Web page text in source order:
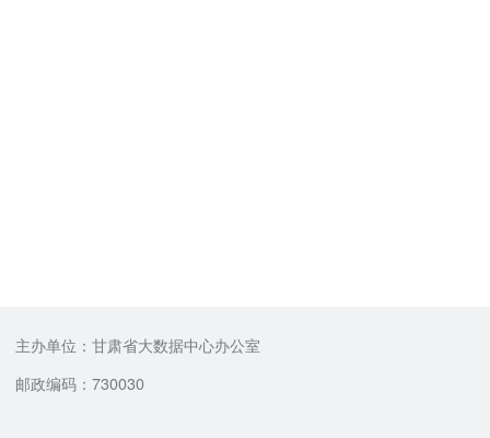
主办单位：甘肃省大数据中心办公室
邮政编码：730030